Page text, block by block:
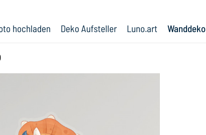
hochladen Deko Aufsteller Luno.art Wanddeko